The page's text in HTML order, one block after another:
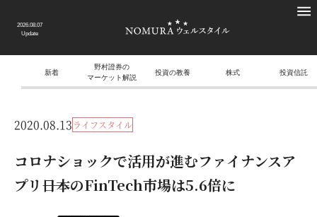
2026.08.07
Update
新着
野村證券の
マーケット解説
投資の教養 株式 投資信託
2020.08.13 ライフスタイル
コロナショックで活用が進むファイナンスア
プリ――日本のFinTech市場は5.6倍に